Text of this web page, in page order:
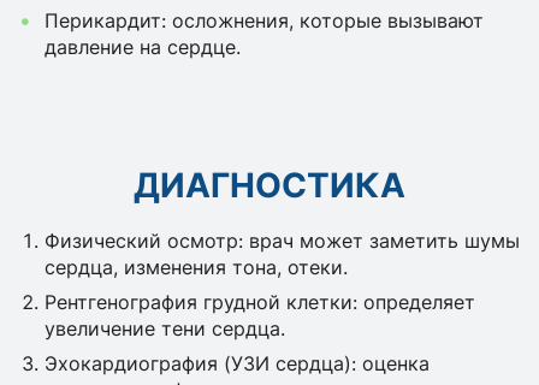
Перикардит: осложнения, которые вызывают
давление на сердце.
ДИАГНОСТИКА
Физический осмотр: врач может заметить шумы
сердца, изменения тона, отеки.
Рентгенография грудной клетки: определяет
увеличение тени сердца.
Эхокардиография (УЗИ сердца): оценка